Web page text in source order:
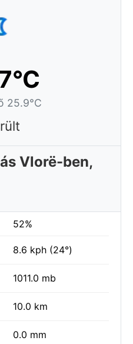
25.9°C
Vlorë-ben,
52%
8.6 kph (24°)
1011.0 mb
10.0 km
0.0 mm